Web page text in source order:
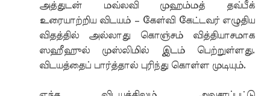
அத்துடன் மவ்லவி முஹம்மத் தவ்பீக்
உரையாற்றிய விடயம் – கேள்வி கேட்டவர் எழுதிய
விதத்தில் அல்லாது கொஞ்சம் வித்தியாசமாக
ஸஹீஹுல் முஸ்லிமில் இடம் பெற்றுள்ளது.
விடயத்தைப் பார்த்தால் புரிந்து கொள்ள முடியும்.